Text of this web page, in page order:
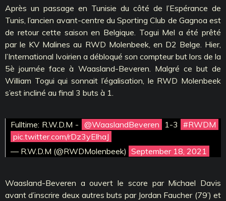
Après un passage en Tunisie du côté de l’Espérance de
Tunis, l’ancien avant-centre du Sporting Club de Gagnoa est
de retour cette saison en Belgique. Togui Mel a été prêté
par le KV Malines au RWD Molenbeek, en D2 Belge. Hier,
l’International Ivoirien a débloqué son compteur but lors de la
5è journée face à Waasland-Beveren. Malgré ce but de
William Togui qui sonnait l’égalisation, le RWD Molenbeek
s’est incliné au final 3 buts à 1.
Fulltime: R.W.D.M - @WaaslandBeveren 1-3
#RWDM
pic.twitter.com/rDz3yElhaJ
— R.W.D.M (@RWDMolenbeek) September 18, 2021
Waasland-Beveren a ouvert le score par Michael Davis
avant d’inscrire deux autres buts par Jordan Faucher (79’) et